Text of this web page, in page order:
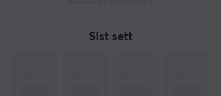
Sist sett